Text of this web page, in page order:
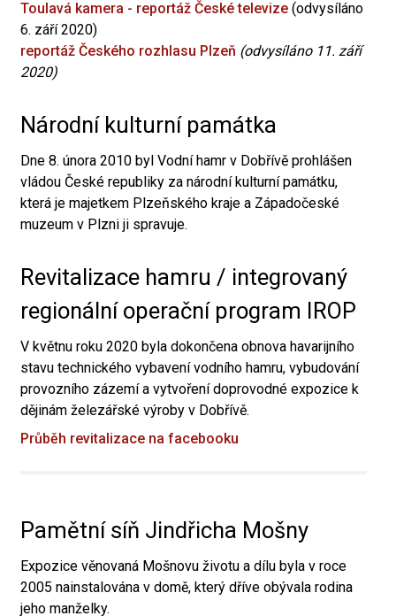
Toulavá kamera - reportáž České televize (odvysíláno
6. září 2020)
reportáž Českého rozhlasu Plzeň (odvysíláno 11. září
2020)
Národní kulturní památka
Dne 8. února 2010 byl Vodní hamr v Dobřívě prohlášen
vládou České republiky za národní kulturní památku,
která je majetkem Plzeňského kraje a Západočeské
muzeum v Plzni ji spravuje.
Revitalizace hamru / integrovaný
regionální operační program IROP
V květnu roku 2020 byla dokončena obnova havarijního
stavu technického vybavení vodního hamru, vybudování
provozního zázemí a vytvoření doprovodné expozice k
dějinám železářské výroby v Dobřívě.
Průběh revitalizace na facebooku
Pamětní síň Jindřicha Mošny
Expozice věnovaná Mošnovu životu a dílu byla v roce
2005 nainstalována v domě, který dříve obývala rodina
jeho manželky.